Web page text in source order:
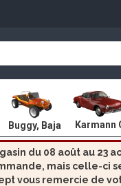
Buggy, Baja Karmann
du 08 août au 23
mais celle-ci
vous remercie de